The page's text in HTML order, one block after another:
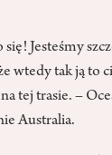
Jesteśmy
wtedy tak ją to
tej trasie. –
Australia.